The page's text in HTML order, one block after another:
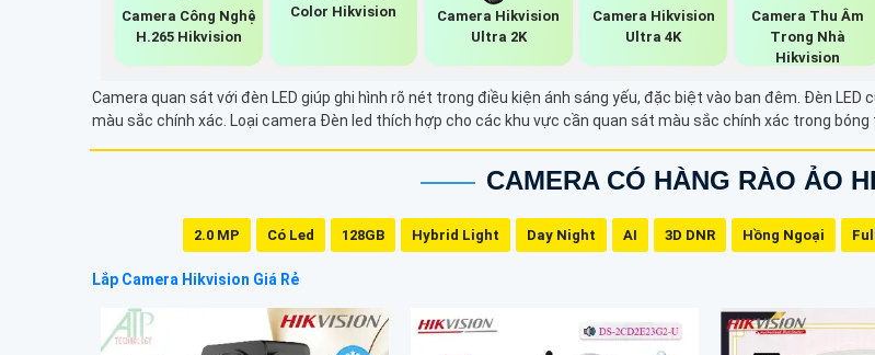
Camera Công Nghệ
H.265 Hikvision
Color Hikvision
Camera Hikvision
Ultra 2K
Camera Hikvision
Ultra 4K
Camera Thu Âm
Trong Nhà
Hikvision
Camera quan sát với đèn LED giúp ghi hình rõ nét trong điều kiện ánh sáng yếu, đặc biệt vào ban đêm. Đèn
màu sắc chính xác. Loại camera Đèn led thích hợp cho các khu vực cần quan sát màu sắc chính xác trong
CAMERA CÓ HÀNG RÀO ẢO
2.0 MP Có Led 128GB Hybrid Light Day Night AI 3D DNR Hồng Ngoại
Lắp Camera Hikvision Giá Rẻ